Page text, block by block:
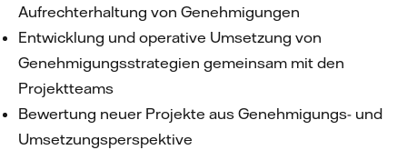
Aufrechterhaltung von Genehmigungen
Entwicklung und operative Umsetzung von
Genehmigungsstrategien gemeinsam mit den
Projektteams
Bewertung neuer Projekte aus Genehmigungs- und
Umsetzungsperspektive